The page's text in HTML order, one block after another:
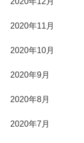
2020年11月
2020年10月
2020年9月
2020年8月
2020年7月